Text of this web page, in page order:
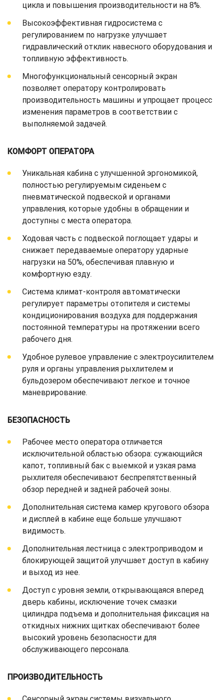
цикла и повышения производительности на 8%.
Высокоэффективная гидросистема с
регулированием по нагрузке улучшает
гидравлический отклик навесного оборудования и
топливную эффективность.
Многофункциональный сенсорный экран
позволяет оператору контролировать
производительность машины и упрощает процесс
изменения параметров в соответствии с
выполняемой задачей.
КОМФОРТ ОПЕРАТОРА
Уникальная кабина с улучшенной эргономикой,
полностью регулируемым сиденьем с
пневматической подвеской и органами
управления, которые удобны в обращении и
доступны с места оператора.
Ходовая часть с подвеской поглощает удары и
снижает передаваемые оператору ударные
нагрузки на 50%, обеспечивая плавную и
комфортную езду.
Система климат-контроля автоматически
регулирует параметры отопителя и системы
кондиционирования воздуха для поддержания
постоянной температуры на протяжении всего
рабочего дня.
Удобное рулевое управление с электроусилителем
руля и органы управления рыхлителем и
бульдозером обеспечивают легкое и точное
маневрирование.
БЕЗОПАСНОСТЬ
Рабочее место оператора отличается
исключительной областью обзора: сужающийся
капот, топливный бак с выемкой и узкая рама
рыхлителя обеспечивают беспрепятственный
обзор передней и задней рабочей зоны.
Дополнительная система камер кругового обзора
и дисплей в кабине еще больше улучшают
видимость.
Дополнительная лестница с электроприводом и
блокирующей защитой улучшает доступ в кабину
и выход из нее.
Доступ с уровня земли, открывающаяся вперед
дверь кабины, исключение точек смазки
цилиндра подъема и дополнительная фиксация на
откидных нижних щитках обеспечивают более
высокий уровень безопасности для
обслуживающего персонала.
ПРОИЗВОДИТЕЛЬНОСТЬ